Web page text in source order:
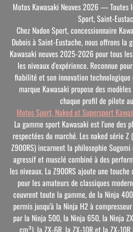
Motos Kawasaki Neuves 2026 — Toutes
Sport, Saint-
Chez Nadon Sport, concessionnaire
Dubois à Saint-Eustache, nous offrons la
Kawasaki neuves 2025-2026 pour tous
les niveaux d'expérience. Reconnue
fiabilité et son innovation technologique
marque Kawasaki propose des
chaque profil de pilote
Motos Sport, Naked et Supersport
La gamme sport Kawasaki est l'une des
respectées du marché. Les naked série
Z900RS) incarnent la philosophie
agressif et musclé combiné à des
les niveaux. La Z900RS ajoute une
pour les amateurs de classiques
couvrent toute la gamme, de la Ninja
permis jusqu'à la Ninja H2 à
par la Ninja 500, la Ninja 650, la Ninja
cm³), la ZX-6R, la ZX-10R et la ZX-